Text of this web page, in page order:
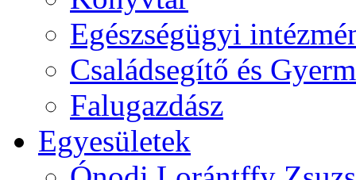
Egészségügyi
Családsegítő és
Falugazdász
Egyesületek